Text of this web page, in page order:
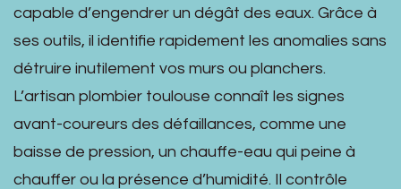
capable d’engendrer un dégât des eaux. Grâce à
ses outils, il identifie rapidement les anomalies sans
détruire inutilement vos murs ou planchers.
L’artisan plombier toulouse connaît les signes
avant-coureurs des défaillances, comme une
baisse de pression, un chauffe-eau qui peine à
chauffer ou la présence d’humidité. Il contrôle